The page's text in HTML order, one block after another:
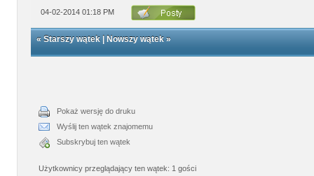
04-02-2014 01:18 PM
« Starszy wątek| Nowszy wątek»
Pokaż wersję do druku
Wyślij ten wątek znajomemu
Subskrybuj ten wątek
Użytkownicy przeglądający ten wątek: 1 gości